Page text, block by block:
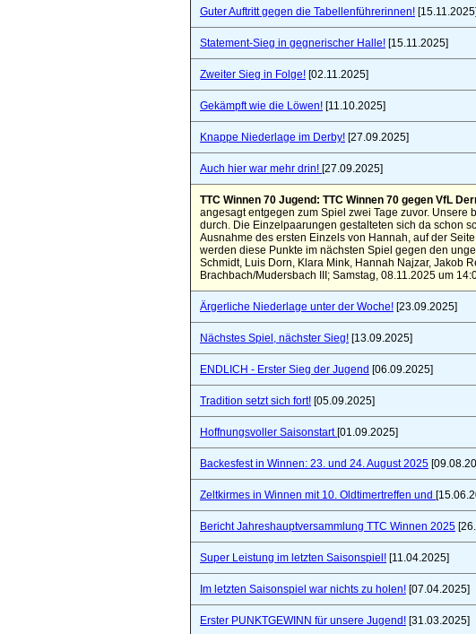
Guter Auftritt gegen die Tabellenführerinnen! [15.11.2025]
Statement-Sieg in gegnerischer Halle! [15.11.2025]
Zweiter Sieg in Folge! [02.11.2025]
Gekämpft wie die Löwen! [11.10.2025]
Knappe Niederlage im Derby! [27.09.2025]
Auch hier war mehr drin! [27.09.2025]
TTC Winnen 70 Jugend: TTC Winnen 70 gegen VfL
angesagt entgegen zum Spiel zwei Tage zuvor.
durch. Die Einzelpaarungen gestalteten sich da schon
Ausnahme des ersten Einzels von Hannah, auf der
werden diese Punkte im nächsten Spiel gegen den
Schmidt, Luis Dorn, Klara Mink, Hannah Najzar, Jakob
Brachbach/Mudersbach III; Samstag, 08.11.2025 um
Ärgerliche Niederlage unter der Woche! [23.09.2025]
Nächstes Spiel, nächster Sieg! [13.09.2025]
ENDLICH - Erster Sieg der Jugend [06.09.2025]
Tradition setzt sich fort! [05.09.2025]
Hoffnungsvoller Saisonstart [01.09.2025]
Backesfest in Winnen: 23. und 24. August 2025
Zeltkirmes in Winnen mit 10. Oldtimertreffen und
Bericht Jahreshauptversammlung TTC Winnen 2025
Super Leistung im letzten Saisonspiel! [11.04.2025]
Im letzten Saisonspiel war nichts zu holen! [07.04.2025]
Erster PUNKTGEWINN für unsere Jugend! [31.03.2025]